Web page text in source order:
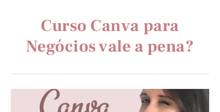
Curso Canva para
Negócios vale a pena?